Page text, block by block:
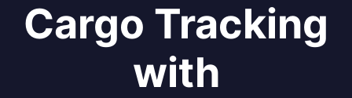
Cargo Tracking
with